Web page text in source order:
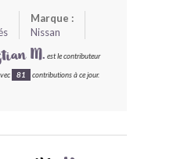
Marque :
Nissan
M. est le contributeur
81 contributions à ce jour.